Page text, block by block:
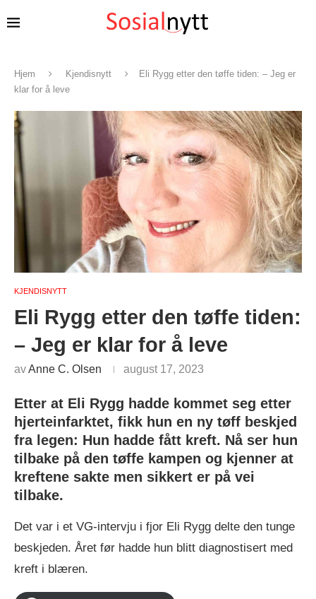
Hjem Kjendisnytt
Eli Rygg etter den tøffe tiden: – Jeg er
klar for å leve
KJENDISNYTT
Eli Rygg etter den tøffe tiden:
– Jeg er klar for å leve
avAnne C. Olsen august 17, 2023
Etter at Eli Rygg hadde kommet seg etter
hjerteinfarktet, fikk hun en ny tøff beskjed
fra legen: Hun hadde fått kreft. Nå ser hun
tilbake på den tøffe kampen og kjenner at
kreftene sakte men sikkert er på vei
tilbake.
Det var i et VG-intervju i fjor Eli Rygg delte den tunge
beskjeden. Året før hadde hun blitt diagnostisert med
kreft i blæren.